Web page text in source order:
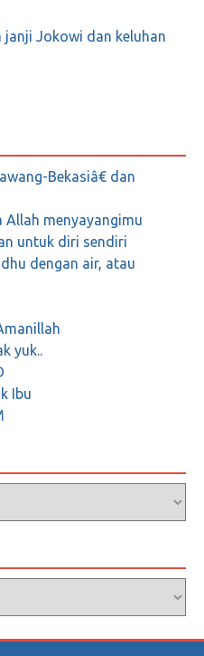
Sandi Diserang
Giliran Petani
tidurmu
janji Jokowi dan keluhan
Bekasiâ€ dan
menyayangimu
untuk diri sendiri
dengan air, atau
yuk..
Ibu